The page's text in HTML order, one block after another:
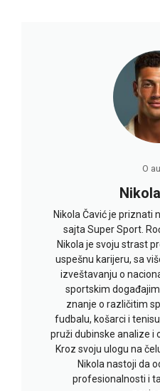
O
Nikola Čavić je priznati
sajta Super Sport.
Nikola je svoju strast
uspešnu karijeru, sa
izveštavanju o
sportskim
znanje o različitim
fudbalu, košarci i
pruži dubinske analize i
Kroz svoju ulogu na
Nikola nastoji da
profesionalnosti i